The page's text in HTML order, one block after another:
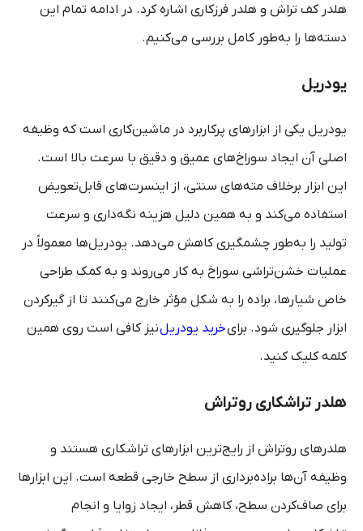
هلدر کف تراش و هلدر فرزکاری اشاره کرد. در ادامه تمام این
دسته‌ها را به‌طور کامل بررسی می‌کنیم.
یودریل
یودریل یکی از ابزارهای پرکاربرد در ماشین‌کاری است که وظیفه
اصلی آن ایجاد سوراخ‌های عمیق و دقیق با سرعت بالا است.
این ابزار برخلاف مته‌های سنتی، از اینسرت‌های قابل‌تعویض
استفاده می‌کند و به همین دلیل هزینه نگه‌داری و سرعت
تولید را به‌طور چشمگیری کاهش می‌دهد. یودریل‌ها معمولاً در
عملیات خشن‌تراشی سوراخ به کار می‌روند و به کمک طراحی
خاص شیارها، براده را به شکل مؤثر خارج می‌کنند تا از گیرکردن
ابزار جلوگیری شود. برایخرید یودریلنیز کافی است روی همین
کلمه کلیک کنید.
هلدر تراشکاری روتراش
هلدرهای روتراش از رایج‌ترین ابزارهای تراشکاری هستند و
وظیفه آن‌ها براده‌برداری از سطح خارجی قطعه است. این ابزارها
برای صاف‌کردن سطح، کاهش قطر، ایجاد زوایا و انجام